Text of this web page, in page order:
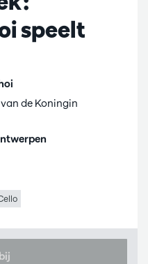
speelt
de Koningin